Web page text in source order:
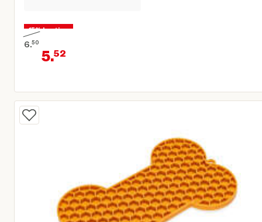
15% korting
6.50
Oorspronkelijke prijs € 6,50
5.52
Huidige prijs € 5,52